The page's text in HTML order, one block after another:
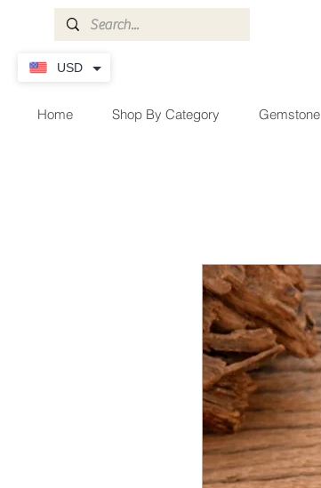
Home Shop By Category Gemstone
USD